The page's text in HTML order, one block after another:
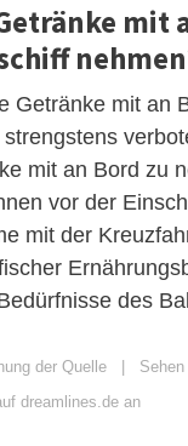
mit
Getränke mit an
mit an Bord zu
vor der
mit der
des
der Quelle |
dreamlines.de an